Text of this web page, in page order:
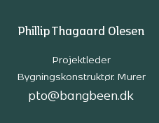
Phillip Thagaard Olesen
Projektleder
Bygningskonstruktør. Murer
pto@bangbeen.dk